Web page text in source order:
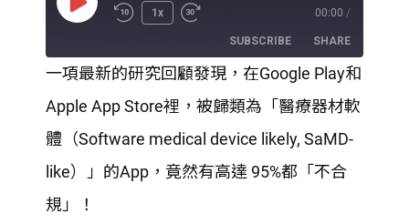
Play
1x 00:00 /
SUBSCRIBE SHARE
RSS FEED
SHARE
LINK
EMBED
一項最新的研究回顧發現，在Google Play和
Apple App Store裡，被歸類為「醫療器材軟
體（Software medical device likely, SaMD-
like）」的App，竟然有高達 95%都「不合
規」！